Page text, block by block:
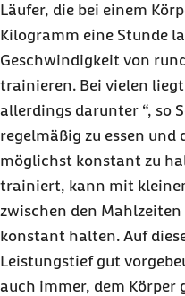
Läufer, die bei einem
Kilogramm eine Stunde
Geschwindigkeit von
trainieren. Bei vielen
allerdings darunter “, so
regelmäßig zu essen und
möglichst konstant zu
trainiert, kann mit
zwischen den
konstant halten. Auf
Leistungstief gut
auch immer, dem Körper